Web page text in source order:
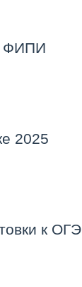
ФИПИ
2025
к ОГЭ